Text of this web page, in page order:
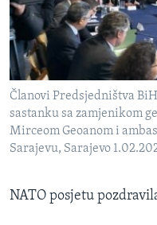
Članovi Predsjedništva
sastanku sa zamjenikom
Mirceom Geoanom i
Sarajevu, Sarajevo
NATO posjetu